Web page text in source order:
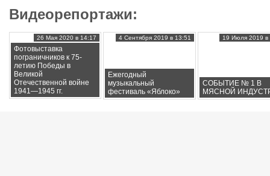
Видеорепортажи:
Фотовыставка
пограничников к 75-
летию Победы в
Великой
Отечественной войне
1941—1945 гг.
26 Мая 2020 в 14:17
Ежегодный
музыкальный
фестиваль «Яблоко»
4 Сентября 2019 в 13:51
СОБЫТИЕ № 1 В
МЯСНОЙ
19 Июля 2019 в